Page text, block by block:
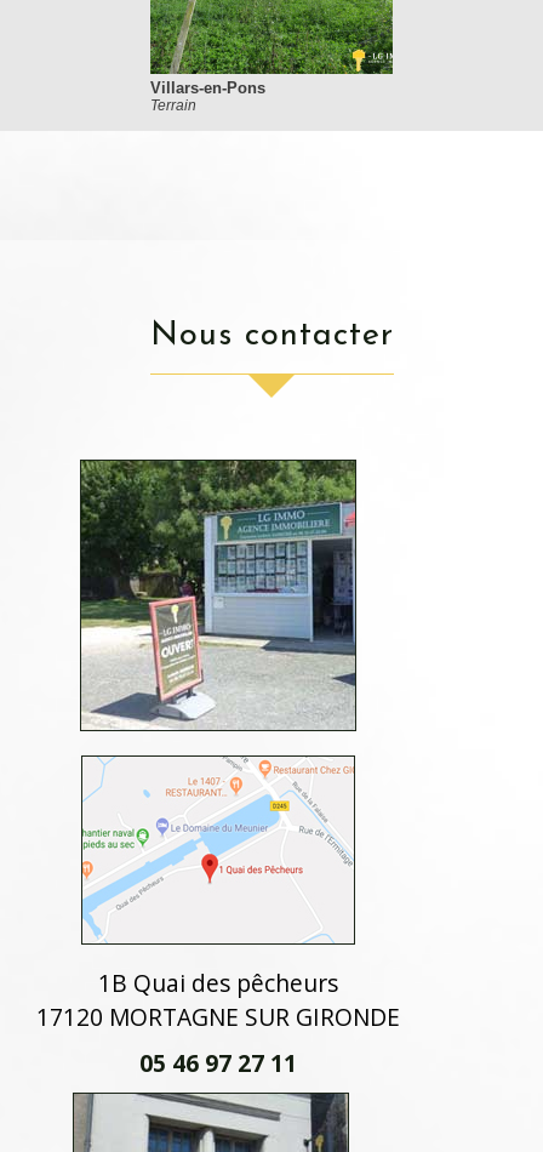
Villars-en-Pons
Terrain
nous contacter
1B Quai des pêcheurs
17120 MORTAGNE SUR GIRONDE
05 46 97 27 11